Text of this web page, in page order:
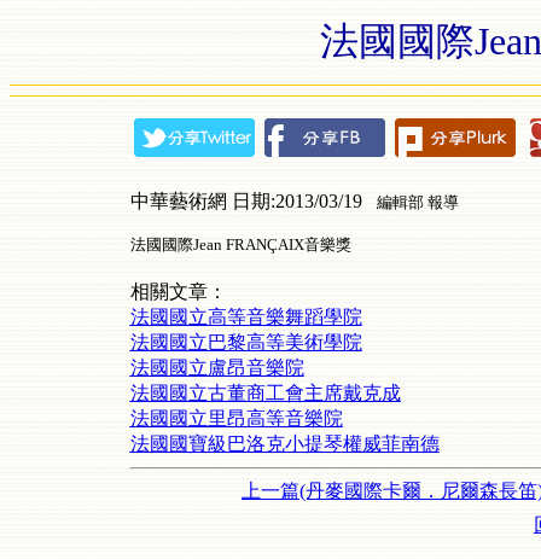
法國國際
中華藝術網 日期:2013/03/19 編輯部 報導
法國國際Jean FRANÇAIX音樂獎
相關文章：
法國國立高等音樂舞蹈學院
法國國立巴黎高等美術學院
法國國立盧昂音樂院
法國國立古董商工會主席戴克成
法國國立里昂高等音樂院
法國國寶級巴洛克小提琴權威菲南德
上一篇(丹麥國際卡爾．尼爾森長笛